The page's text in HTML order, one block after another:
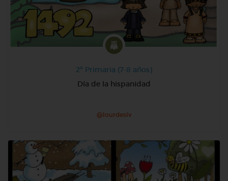
2º Primaria (7-8 años)
Día de la hispanidad
@lourdeslv